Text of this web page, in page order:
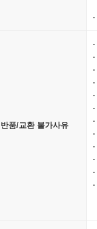
반품/교환 불가사유